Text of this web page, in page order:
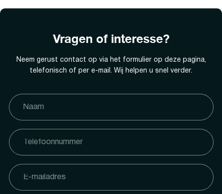
Vragen of interesse?
Neem gerust contact op via het formulier op deze pagina,
telefonisch of per e-mail. Wij helpen u snel verder.